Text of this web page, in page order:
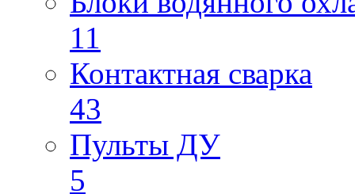
11
Контактная сварка
43
Пульты ДУ
5